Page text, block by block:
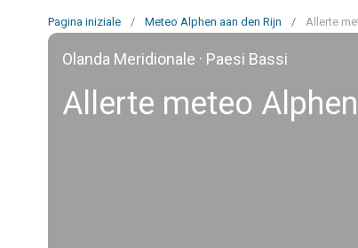
Pagina iniziale / Meteo Alphen aan den Rijn / Allerte
Olanda Meridionale · Paesi Bassi
Allerte meteo